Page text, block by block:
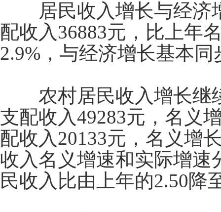
居民收入增长与经济
配收入36883元，比上年
2.9% ，与经济增长基本同
农村居民收入增长继
支配收入49283元，名义
配收入20133元，名义增
收入名义增速和实际增速
民收入比由上年的2.50降